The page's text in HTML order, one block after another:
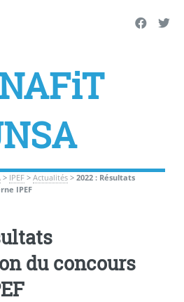
> IPEF> Actualités> 2022 : Résultats
IPEF
du concours